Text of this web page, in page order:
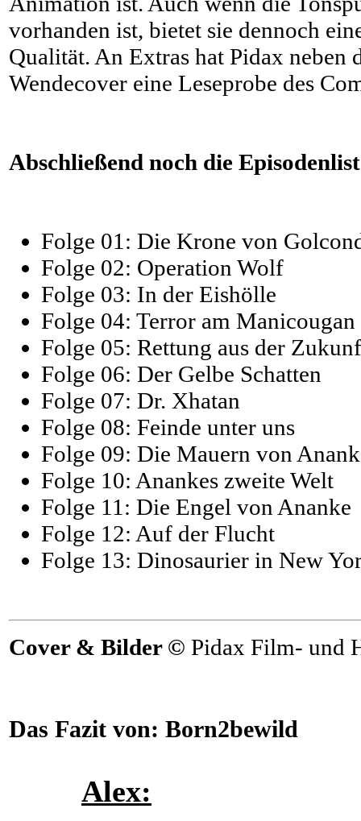
vorhanden ist, bietet sie dennoch
Qualität. An Extras hat Pidax neben
Wendecover eine Leseprobe des
Abschließend noch die
Folge 01: Die Krone von
Folge 02: Operation Wolf
Folge 03: In der Eishölle
Folge 04: Terror am Manicougan
Folge 05: Rettung aus der
Folge 06: Der Gelbe Schatten
Folge 07: Dr. Xhatan
Folge 08: Feinde unter uns
Folge 09: Die Mauern von
Folge 10: Anankes zweite Welt
Folge 11: Die Engel von Ananke
Folge 12: Auf der Flucht
Folge 13: Dinosaurier in New
Cover & Bilder © Pidax Film- und
Das Fazit von: Born2bewild
Alex: